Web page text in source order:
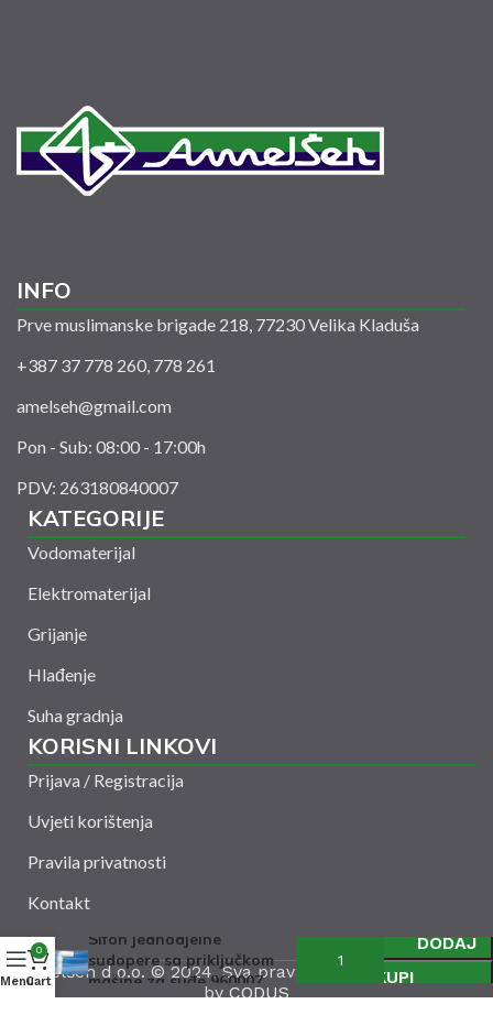
INFO
Prve muslimanske brigade 218, 77230 Velika Kladuša
+387 37 778 260, 778 261
amelseh@gmail.com
Pon - Sub: 08:00 - 17:00h
PDV: 263180840007
KATEGORIJE
Vodomaterijal
Elektromaterijal
Grijanje
Hlađenje
Suha gradnja
KORISNI LINKOVI
Prijava / Registracija
Uvjeti korištenja
Pravila privatnosti
Kontakt
Amelšeh d.o.o. © 2024. Sva prava zadržana. Powered
byCODUS
Sifon jednodjelne
sudopere sa priključkom
mašine za suđe 960007
DODAJ
KUPI
Menu
0
Cart